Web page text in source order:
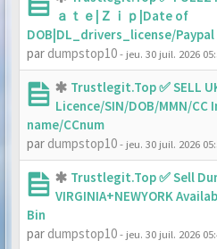
ａｔｅ|Ｚｉｐ|Date of
DOB|DL_drivers_license/
par dumpstop10- jeu. 30 juil. 2026
Trustlegit.Top ✅ SELL
Licence/SIN/DOB/MMN/
name/CCnum
par dumpstop10- jeu. 30 juil. 2026
Trustlegit.Top ✅ Sell
VIRGINIA+NEWYORK
Bin
par dumpstop10- jeu. 30 juil. 2026